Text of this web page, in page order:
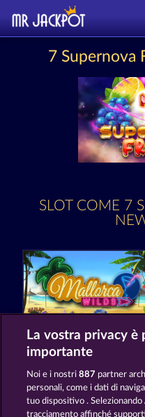
7 Supernova
SLOT COME 7
Mallorca Wilds
La vostra privacy è
importante
Noi e i nostri887 partner
personali, come i dati di
tuo dispositivo .
tracciamento affinché